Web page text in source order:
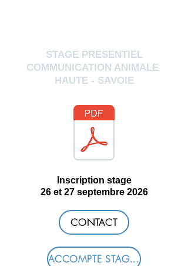
STAGE PRESENTIEL
COMMUNICATION ANIMALE
HAUTE - SAVOIE
Inscription stage
26 et 27 septembre 2026
CONTACT
ACCOMPTE STAGE - 65 euros